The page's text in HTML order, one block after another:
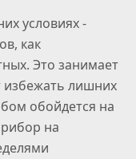
условиях -
как
Это занимает
избежать лишних
обойдется на
на